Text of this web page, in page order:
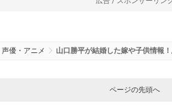
声優・アニメ 山口勝平が結婚した嫁や子供情報
ページの先頭へ